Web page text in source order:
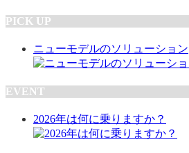
PICK UP
ニューモデルのソリューション
EVENT
2026年は何に乗りますか？